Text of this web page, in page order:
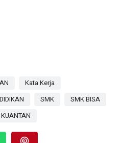
Kata Kerja
SMK
SMK BISA